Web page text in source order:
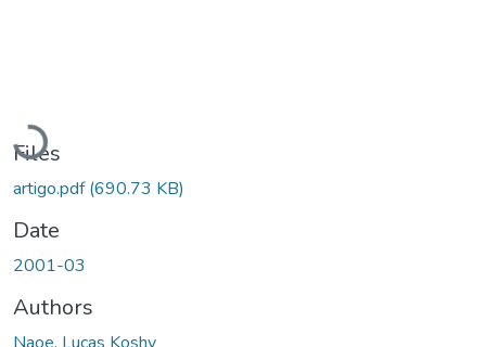
Loading...
Files
artigo.pdf(690.73 KB)
Date
2001-03
Authors